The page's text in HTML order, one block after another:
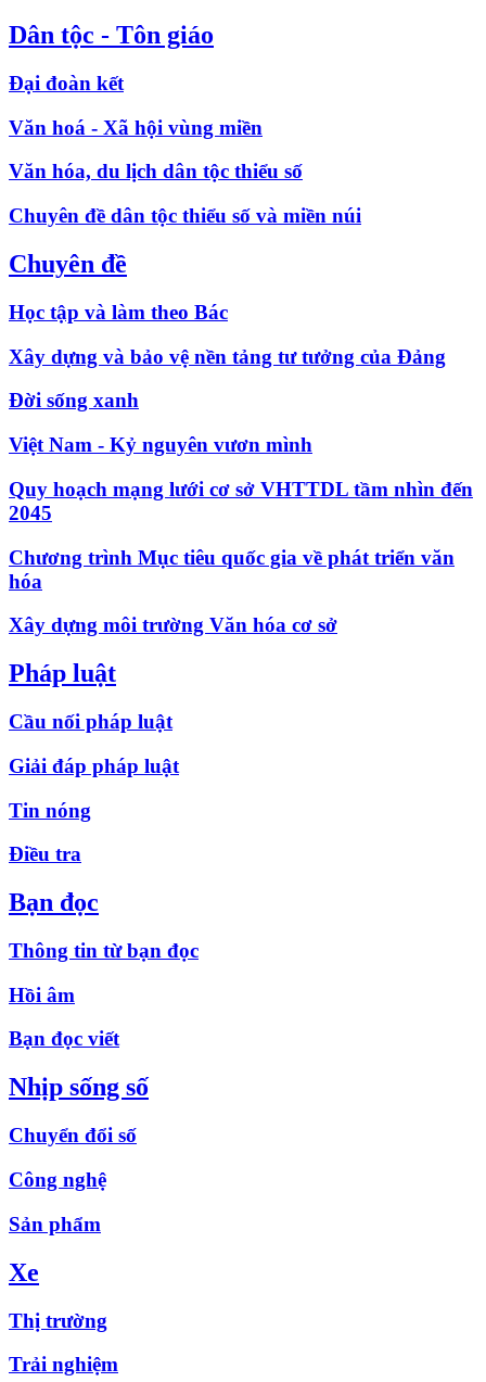
Dân tộc - Tôn giáo
Đại đoàn kết
Văn hoá - Xã hội vùng miền
Văn hóa, du lịch dân tộc thiểu số
Chuyên đề dân tộc thiểu số và miền núi
Chuyên đề
Học tập và làm theo Bác
Xây dựng và bảo vệ nền tảng tư tưởng của Đảng
Đời sống xanh
Việt Nam - Kỷ nguyên vươn mình
Quy hoạch mạng lưới cơ sở VHTTDL tầm nhìn đến
2045
Chương trình Mục tiêu quốc gia về phát triển văn
hóa
Xây dựng môi trường Văn hóa cơ sở
Pháp luật
Cầu nối pháp luật
Giải đáp pháp luật
Tin nóng
Điều tra
Bạn đọc
Thông tin từ bạn đọc
Hồi âm
Bạn đọc viết
Nhịp sống số
Chuyển đổi số
Công nghệ
Sản phẩm
Xe
Thị trường
Trải nghiệm